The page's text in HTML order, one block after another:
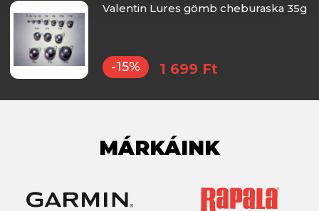
Valentin Lures gömb cheburaska 35g
-15% 1 699 Ft
MÁRKÁINK